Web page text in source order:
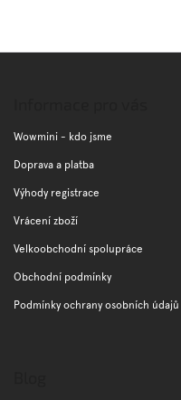
Wowmini - kdo jsme
Doprava a platba
Výhody registrace
Vrácení zboží
Velkoobchodní spolupráce
Obchodní podmínky
Podmínky ochrany osobních údajů